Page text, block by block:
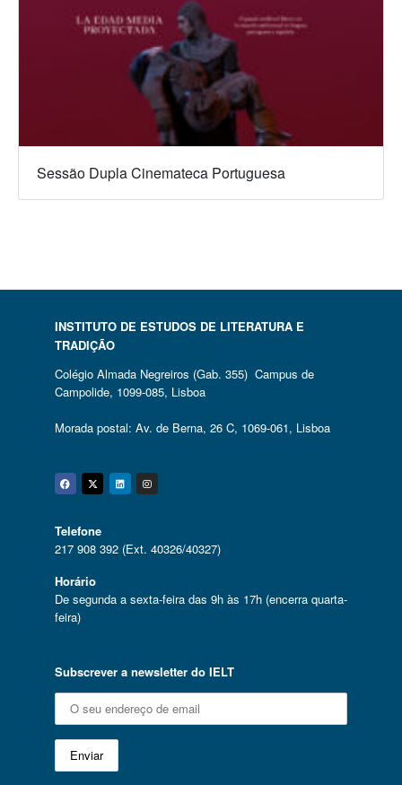
Sessão Dupla Cinemateca Portuguesa
INSTITUTO DE ESTUDOS DE LITERATURA E
TRADIÇÃO
Colégio Almada Negreiros (Gab. 355) Campus de
Campolide, 1099-085, Lisboa
Morada postal: Av. de Berna, 26 C, 1069-061, Lisboa
Facebook
Twitter
Linkedin
Instagram
Telefone
217 908 392 (Ext. 40326/40327)
Horário
De segunda a sexta-feira das 9h às 17h (encerra quarta-
feira)
Subscrever a newsletter do IELT